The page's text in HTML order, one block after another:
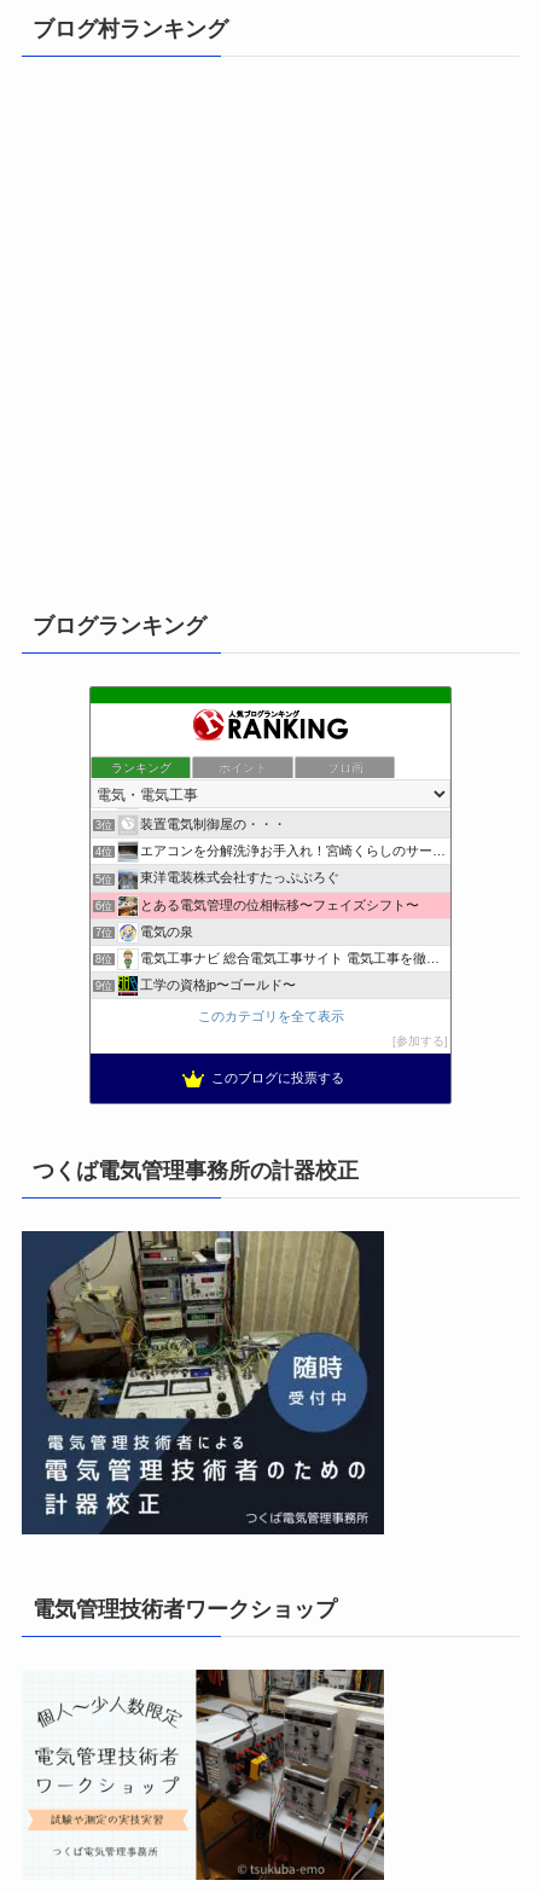
ブログ村ランキング
ブログランキング
ランキング ポイント ブロ画
小さな引越し屋と電気工事屋の奮闘記
2位 クリーンライフ始めまして
3位 装置電気制御屋の・・・
4位 エアコンを分解洗浄お手入れ！宮崎くらしのサービス
5位 東洋電装株式会社すたっぷぶろぐ
6位 とある電気管理の位相転移〜フェイズシフト〜
7位 電気の泉
8位 電気工事ナビ 総合電気工事サイト 電気工事を徹底解説
9位 工学の資格jp〜ゴールド〜
日置空調 | エアコン取付 鹿児島 | 鹿児島のエアコン工事
太陽光発電で、第二の年金.JP茨城県鹿嶋市赤嶺電研企画ブログ
このカテゴリを全て表示
参加する
このブログに投票する
つくば電気管理事務所の計器校正
電気管理技術者ワークショップ